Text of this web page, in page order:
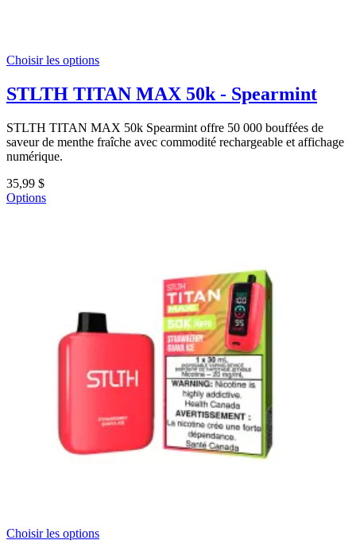
Choisir les options
STLTH TITAN MAX 50k - Spearmint
STLTH TITAN MAX 50k Spearmint offre 50 000 bouffées de
saveur de menthe fraîche avec commodité rechargeable et affichage
numérique.
35,99 $
Options
Choisir les options